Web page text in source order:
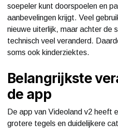
soepeler kunt doorspoelen en
aanbevelingen krijgt. Veel
nieuwe uiterlijk, maar achter de
technisch veel veranderd.
soms ook kinderziektes.
Belangrijkste
de app
De app van Videoland v2 heeft
grotere tegels en duidelijkere